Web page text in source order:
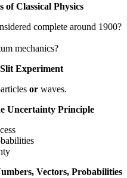
Classical Physics
complete around 1900?
mechanics?
Experiment
or waves.
Uncertainty Principle
Vectors, Probabilities